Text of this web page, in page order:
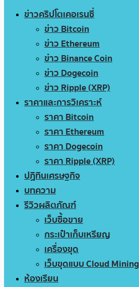
ข่าวคริปโตเคอเรนซี่
ข่าว Bitcoin
ข่าว Ethereum
ข่าว Binance Coin
ข่าว Dogecoin
ข่าว Ripple (XRP)
ราคาและการวิเคราะห์
ราคา Bitcoin
ราคา Ethereum
ราคา Dogecoin
ราคา Ripple (XRP)
ปฏิทินเศรษฐกิจ
บทความ
รีวิวผลิตภัณฑ์
เว็บซื้อขาย
กระเป๋าเก็บเหรียญ
เครื่องขุด
เว็บขุดแบบ Cloud Mining
ห้องเรียน